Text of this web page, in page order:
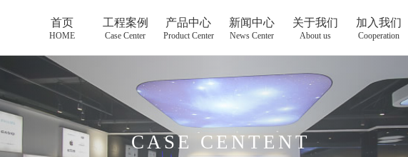
首页
HOME
工程案例
Case Center
产品中心
Product Center
新闻中心
News Center
关于我们
About us
加入我们
Cooperation
CASE CENTENT